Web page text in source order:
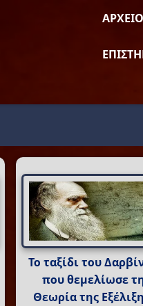
ΑΡΧΕΊΟ
Το ταξίδι του
που θεμελίωσε
Θεωρία της